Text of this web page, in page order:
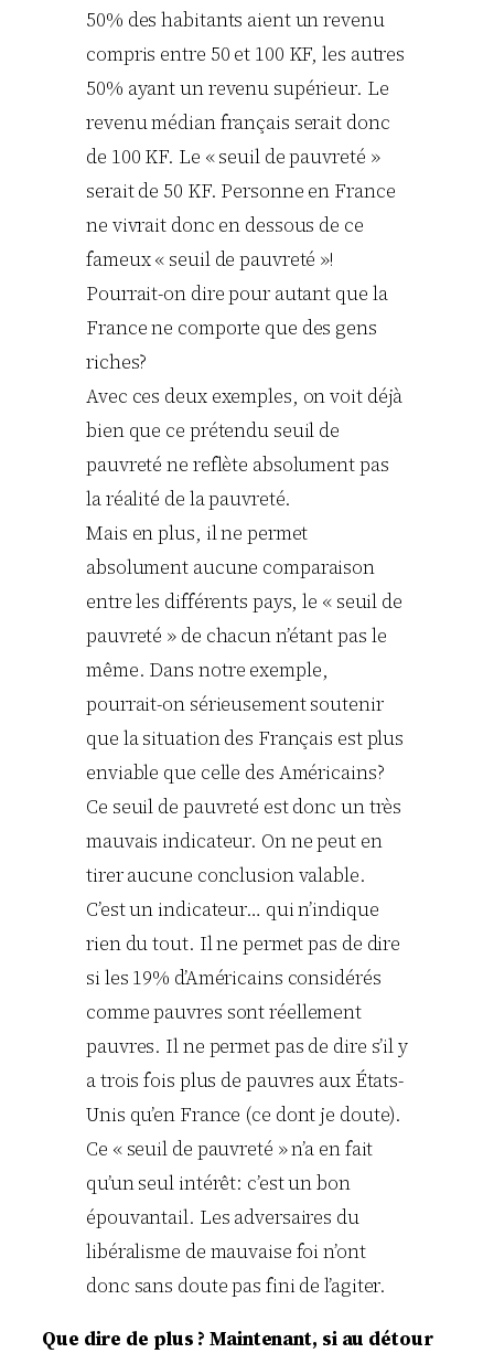
50% des habitants aient un revenu
compris entre 50 et 100 KF, les autres
50% ayant un revenu supérieur. Le
revenu médian français serait donc
de 100 KF. Le « seuil de pauvreté »
serait de 50 KF. Personne en France
ne vivrait donc en dessous de ce
fameux « seuil de pauvreté »!
Pourrait-on dire pour autant que la
France ne comporte que des gens
riches?
Avec ces deux exemples, on voit déjà
bien que ce prétendu seuil de
pauvreté ne reflète absolument pas
la réalité de la pauvreté.
Mais en plus, il ne permet
absolument aucune comparaison
entre les différents pays, le « seuil de
pauvreté » de chacun n’étant pas le
même. Dans notre exemple,
pourrait-on sérieusement soutenir
que la situation des Français est plus
enviable que celle des Américains?
Ce seuil de pauvreté est donc un très
mauvais indicateur. On ne peut en
tirer aucune conclusion valable.
C’est un indicateur… qui n’indique
rien du tout. Il ne permet pas de dire
si les 19% d’Américains considérés
comme pauvres sont réellement
pauvres. Il ne permet pas de dire s’il y
a trois fois plus de pauvres aux États-
Unis qu’en France (ce dont je doute).
Ce « seuil de pauvreté » n’a en fait
qu’un seul intérêt: c’est un bon
épouvantail. Les adversaires du
libéralisme de mauvaise foi n’ont
donc sans doute pas fini de l’agiter.
Que dire de plus ? Maintenant, si au détour